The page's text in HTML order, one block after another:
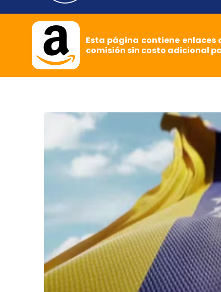
Esta página contiene enlaces
comisión sin costo adicional